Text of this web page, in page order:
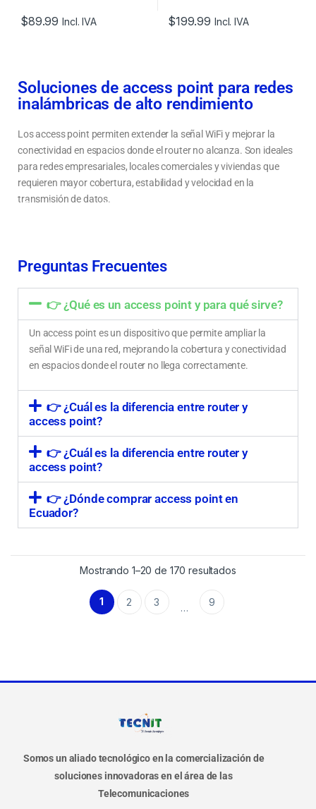
$89.99 Incl. IVA $199.99 Incl. IVA
Soluciones de access point para redes
inalámbricas de alto rendimiento
Los access point permiten extender la señal WiFi y mejorar la
conectividad en espacios donde el router no alcanza. Son ideales
para redes empresariales, locales comerciales y viviendas que
requieren mayor cobertura, estabilidad y velocidad en la
transmisión de datos.
Tipos de access point WiFi para hogar, oficina y empresas
Preguntas Frecuentes
👉 ¿Qué es un access point y para qué sirve?
Un access point es un dispositivo que permite ampliar la
señal WiFi de una red, mejorando la cobertura y conectividad
en espacios donde el router no llega correctamente.
👉 ¿Cuál es la diferencia entre router y
access point?
👉 ¿Cuál es la diferencia entre router y
access point?
👉 ¿Dónde comprar access point en
Ecuador?
Mostrando 1–20 de 170 resultados
1 2 3 … 9
Somos un aliado tecnológico en la comercialización de
soluciones innovadoras en el área de las
Telecomunicaciones